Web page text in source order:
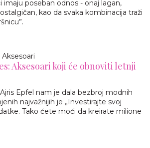
imaju poseban odnos - onaj lagan,
kao da svaka kombinacija traži
Aksesoari
Aksesoari koji će obnoviti letnji
Epfel nam je dala bezbroj modnih
najvažnijih je „Investirajte svoj
Tako ćete moći da kreirate milione